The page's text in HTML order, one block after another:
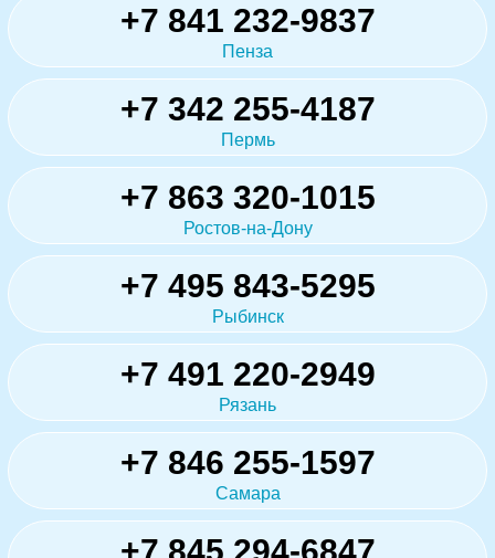
+7 841 232-9837
Пенза
+7 342 255-4187
Пермь
+7 863 320-1015
Ростов-на-Дону
+7 495 843-5295
Рыбинск
+7 491 220-2949
Рязань
+7 846 255-1597
Самара